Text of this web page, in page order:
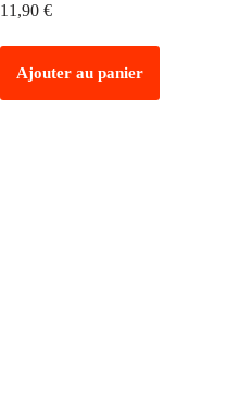
11,90 €
Ajouter au panier